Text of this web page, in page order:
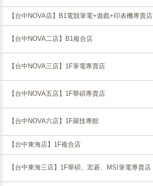
【台中NOVA店】B1電競筆電+遊戲+印表機專賣店
【台中NOVA二店】B1複合店
【台中NOVA三店】1F筆電專賣店
【台中NOVA五店】1F華碩專賣店
【台中NOVA六店】1F羅技專館
【台中東海店】1F複合店
【台中東海三店】1F華碩、宏碁、MSI筆電專賣店